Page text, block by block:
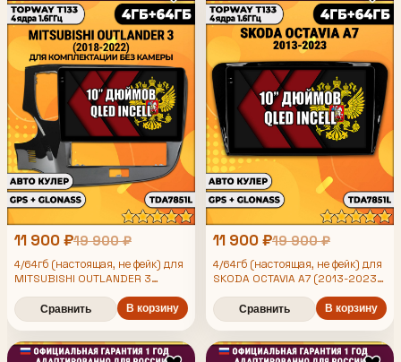
11 900 ₽19 900 ₽
4/64гб (настоящая, не фейк) для
MITSUBISHI OUTLANDER 3
магнитола для комплектации
без камеры с усилителем
Сравнить В корзину
11 900 ₽19 900 ₽
4/64гб (настоящая, не фейк) для
SKODA OCTAVIA A7 (2013-2023)
Шкода Октавия А7, Android
магнитола с усилителем
TDA7851
Сравнить В корзину